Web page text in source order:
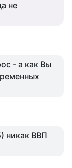
не
- а как Вы
никак ВВП